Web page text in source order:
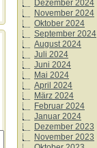
Dezember 2024
November 2024
Oktober 2024
September 2024
August 2024
Juli 2024
Juni 2024
Mai 2024
April 2024
März 2024
Februar 2024
Januar 2024
Dezember 2023
November 2023